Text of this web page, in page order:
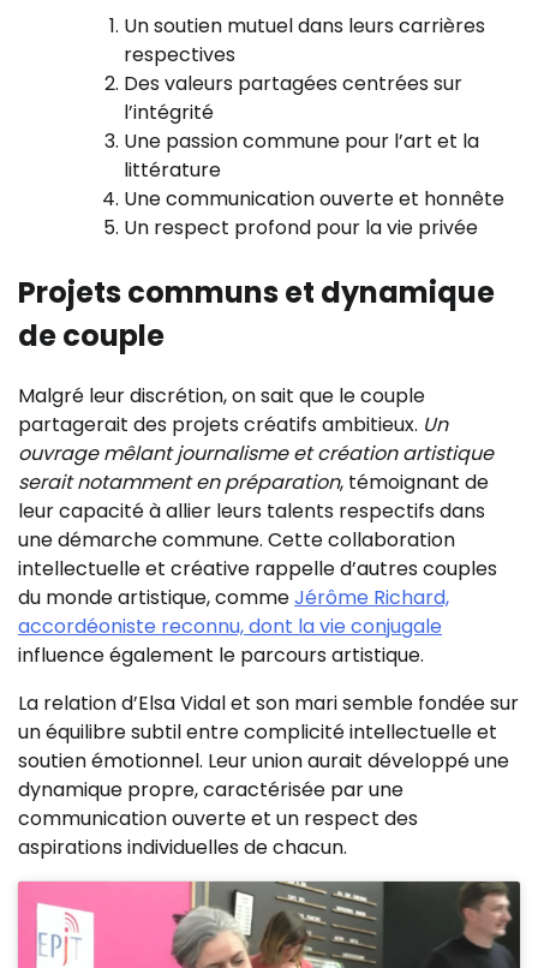
Un soutien mutuel dans leurs carrières
respectives
Des valeurs partagées centrées sur
l’intégrité
Une passion commune pour l’art et la
littérature
Une communication ouverte et honnête
Un respect profond pour la vie privée
Projets communs et dynamique
de couple
Malgré leur discrétion, on sait que le couple
partagerait des projets créatifs ambitieux. Un
ouvrage mêlant journalisme et création artistique
serait notamment en préparation, témoignant de
leur capacité à allier leurs talents respectifs dans
une démarche commune. Cette collaboration
intellectuelle et créative rappelle d’autres couples
du monde artistique, commeJérôme Richard,
accordéoniste reconnu, dont la vie conjugale
influence également le parcours artistique.
La relation d’Elsa Vidal et son mari semble fondée sur
un équilibre subtil entre complicité intellectuelle et
soutien émotionnel. Leur union aurait développé une
dynamique propre, caractérisée par une
communication ouverte et un respect des
aspirations individuelles de chacun.